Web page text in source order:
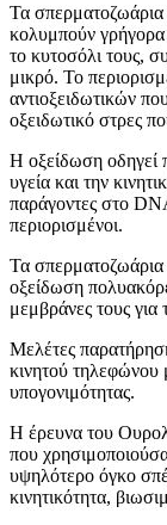
Τα σπερματοζωάρια
κολυμπούν γρήγορα
το κυτοσόλι τους,
μικρό. Το
αντιοξειδωτικών
οξειδωτικό στρες
Η οξείδωση οδηγεί
υγεία και την
παράγοντες στο
περιορισμένοι.
Τα σπερματοζωάρια
οξείδωση
μεμβράνες τους
Μελέτες
κινητού τηλεφώνου
υπογονιμότητας.
Η έρευνα του
που
υψηλότερο όγκο
κινητικότητα,